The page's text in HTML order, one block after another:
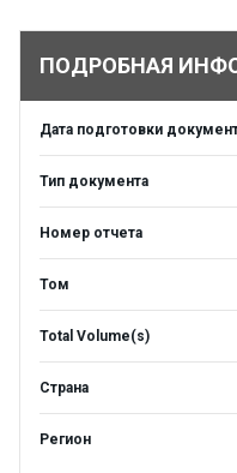
ПОДРОБНАЯ
Дата подготовки
Тип документа
Номер отчета
Том
Total Volume(s)
Страна
Регион